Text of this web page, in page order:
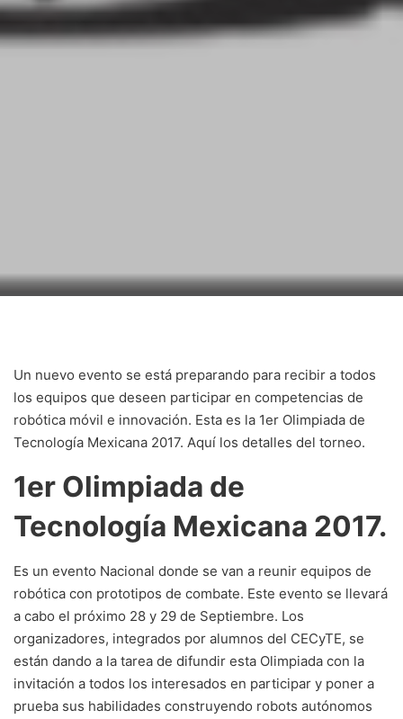
Un nuevo evento se está preparando para recibir a todos
los equipos que deseen participar en competencias de
robótica móvil e innovación. Esta es la 1er Olimpiada de
Tecnología Mexicana 2017. Aquí los detalles del torneo.
1er Olimpiada de
Tecnología Mexicana 2017.
Es un evento Nacional donde se van a reunir equipos de
robótica con prototipos de combate. Este evento se llevará
a cabo el próximo 28 y 29 de Septiembre. Los
organizadores, integrados por alumnos del CECyTE, se
están dando a la tarea de difundir esta Olimpiada con la
invitación a todos los interesados en participar y poner a
prueba sus habilidades construyendo robots autónomos